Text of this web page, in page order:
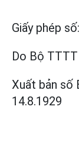
Giấy phép số:
Do Bộ
Xuất bản số
14.8.1929